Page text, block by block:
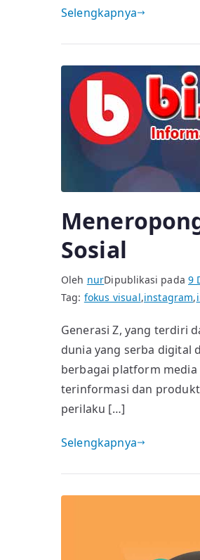
kompas
lainnya
Selengkapnya
Sosial
Oleh nurDipublikasi pada9
Tag: fokus visual,instagram,
Generasi Z, yang terdiri
dunia yang serba digital
berbagai platform
terinformasi dan
perilaku […]
Selengkapnya